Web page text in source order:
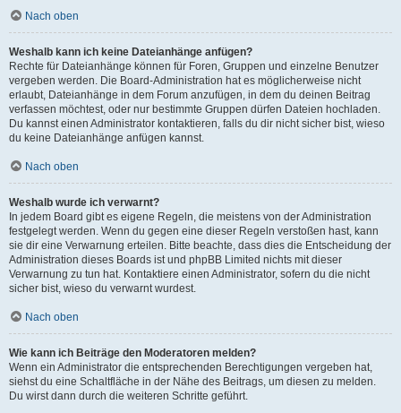
Nach oben
Weshalb kann ich keine Dateianhänge anfügen?
Rechte für Dateianhänge können für Foren, Gruppen und einzelne Benutzer
vergeben werden. Die Board-Administration hat es möglicherweise nicht
erlaubt, Dateianhänge in dem Forum anzufügen, in dem du deinen Beitrag
verfassen möchtest, oder nur bestimmte Gruppen dürfen Dateien hochladen.
Du kannst einen Administrator kontaktieren, falls du dir nicht sicher bist, wieso
du keine Dateianhänge anfügen kannst.
Nach oben
Weshalb wurde ich verwarnt?
In jedem Board gibt es eigene Regeln, die meistens von der Administration
festgelegt werden. Wenn du gegen eine dieser Regeln verstoßen hast, kann
sie dir eine Verwarnung erteilen. Bitte beachte, dass dies die Entscheidung der
Administration dieses Boards ist und phpBB Limited nichts mit dieser
Verwarnung zu tun hat. Kontaktiere einen Administrator, sofern du die nicht
sicher bist, wieso du verwarnt wurdest.
Nach oben
Wie kann ich Beiträge den Moderatoren melden?
Wenn ein Administrator die entsprechenden Berechtigungen vergeben hat,
siehst du eine Schaltfläche in der Nähe des Beitrags, um diesen zu melden.
Du wirst dann durch die weiteren Schritte geführt.